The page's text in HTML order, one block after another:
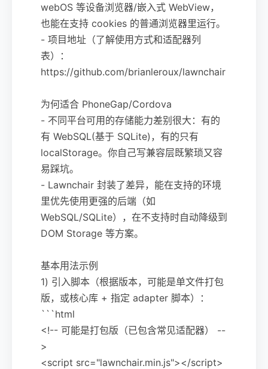
webOS 等设备浏览器/嵌入式 WebView，
也能在支持 cookies 的普通浏览器里运行。
- 项目地址（了解使用方式和适配器列
表）：
https://github.com/brianleroux/lawnchair
为何适合 PhoneGap/Cordova
- 不同平台可用的存储能力差别很大：有的
有 WebSQL(基于 SQLite)，有的只有
localStorage。你自己写兼容层既繁琐又容
易踩坑。
- Lawnchair 封装了差异，能在支持的环境
里优先使用更强的后端（如
WebSQL/SQLite），在不支持时自动降级到
DOM Storage 等方案。
基本用法示例
1) 引入脚本（根据版本，可能是单文件打包
版，或核心库 + 指定 adapter 脚本）：
```html
<!-- 可能是打包版（已包含常见适配器） --
>
<script src="lawnchair.min.js"></script>